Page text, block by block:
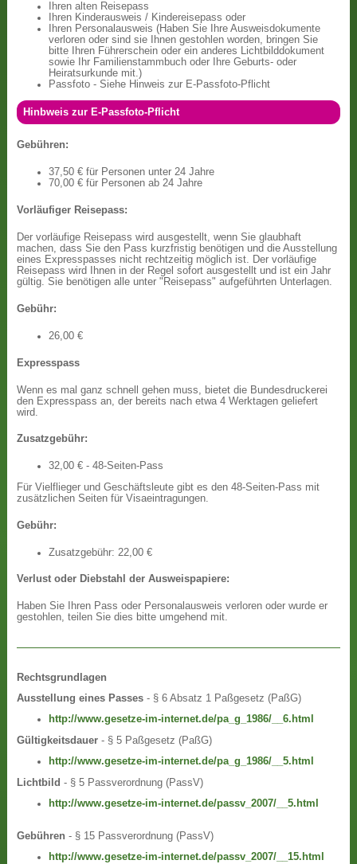
Ihren alten Reisepass
Ihren Kinderausweis / Kindereisepass oder
Ihren Personalausweis (Haben Sie Ihre Ausweisdokumente
verloren oder sind sie Ihnen gestohlen worden, bringen Sie
bitte Ihren Führerschein oder ein anderes Lichtbilddokument
sowie Ihr Familienstammbuch oder Ihre Geburts- oder
Heiratsurkunde mit.)
Passfoto - Siehe Hinweis zur E-Passfoto-Pflicht
Hinbweis zur E-Passfoto-Pflicht
Gebühren:
37,50 € für Personen unter 24 Jahre
70,00 € für Personen ab 24 Jahre
Vorläufiger Reisepass:
Der vorläufige Reisepass wird ausgestellt, wenn Sie glaubhaft
machen, dass Sie den Pass kurzfristig benötigen und die Ausstellung
eines Expresspasses nicht rechtzeitig möglich ist. Der vorläufige
Reisepass wird Ihnen in der Regel sofort ausgestellt und ist ein Jahr
gültig. Sie benötigen alle unter "Reisepass" aufgeführten Unterlagen.
Gebühr:
26,00 €
Expresspass
Wenn es mal ganz schnell gehen muss, bietet die Bundesdruckerei
den Expresspass an, der bereits nach etwa 4 Werktagen geliefert
wird.
Zusatzgebühr:
32,00 € - 48-Seiten-Pass
Für Vielflieger und Geschäftsleute gibt es den 48-Seiten-Pass mit
zusätzlichen Seiten für Visaeintragungen.
Gebühr:
Zusatzgebühr: 22,00 €
Verlust oder Diebstahl der Ausweispapiere:
Haben Sie Ihren Pass oder Personalausweis verloren oder wurde er
gestohlen, teilen Sie dies bitte umgehend mit.
Rechtsgrundlagen
Ausstellung eines Passes - § 6 Absatz 1 Paßgesetz (PaßG)
http://www.gesetze-im-internet.de/pa_g_1986/__6.html
Gültigkeitsdauer - § 5 Paßgesetz (PaßG)
http://www.gesetze-im-internet.de/pa_g_1986/__5.html
Lichtbild - § 5 Passverordnung (PassV)
http://www.gesetze-im-internet.de/passv_2007/__5.html
Gebühren - § 15 Passverordnung (PassV)
http://www.gesetze-im-internet.de/passv_2007/__15.html